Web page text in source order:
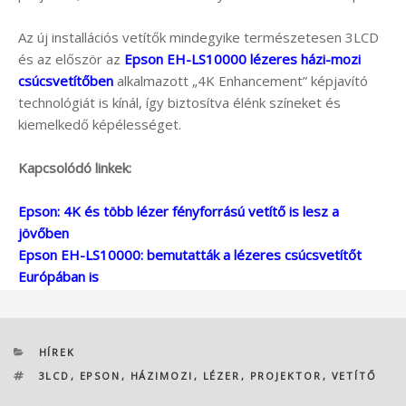
Az új installációs vetítők mindegyike természetesen 3LCD
és az először az Epson EH-LS10000 lézeres házi-mozi
csúcsvetítőben alkalmazott „4K Enhancement” képjavító
technológiát is kínál, így biztosítva élénk színeket és
kiemelkedő képélességet.
Kapcsolódó linkek:
Epson: 4K és több lézer fényforrású vetítő is lesz a
jövőben
Epson EH-LS10000: bemutatták a lézeres csúcsvetítőt
Európában is
KATEGÓRIÁK
HÍREK
CÍMKÉK
3LCD , EPSON , HÁZIMOZI , LÉZER , PROJEKTOR , VETÍTŐ